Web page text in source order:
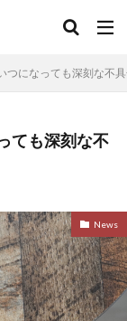
つになっても深刻な不
ても深刻な不
News